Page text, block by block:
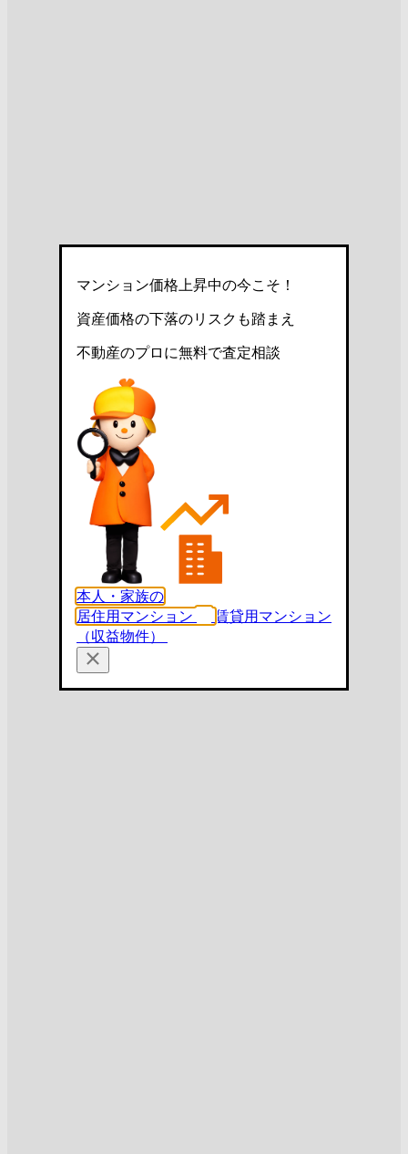
マンション価格上昇中の今こそ！
資産価格の下落のリスクも踏まえ
不動産のプロに無料で査定相談
本人・家族の
居住用マンション
賃貸用マンション
（収益物件）